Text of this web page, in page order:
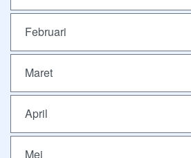
Februari
Maret
April
Mei